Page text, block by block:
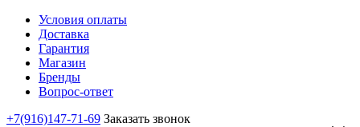
Условия оплаты
Доставка
Гарантия
Магазин
Бренды
Вопрос-ответ
+7(916)147-71-69 Заказать звонок